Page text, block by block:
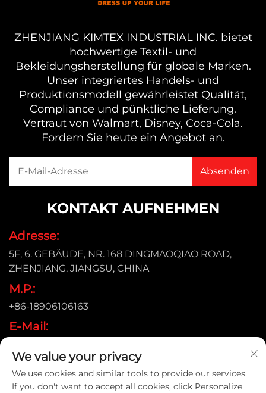
ZHENJIANG KIMTEX INDUSTRIAL INC. bietet
hochwertige Textil- und
Bekleidungsherstellung für globale Marken.
Unser integriertes Handels- und
Produktionsmodell gewährleistet Qualität,
Compliance und pünktliche Lieferung.
Vertraut von Walmart, Disney, Coca-Cola.
Fordern Sie heute ein Angebot an.
KONTAKT AUFNEHMEN
Adresse:
5F, 6. GEBÄUDE, NR. 168 DINGMAOQIAO ROAD,
ZHENJIANG, JIANGSU, CHINA
M.P.:
+86-18906106163
E-Mail:
Urheberrecht © 2026 ZHENJIANG KIMTEX INDUSTRIAL
We value your privacy
We use cookies and similar tools to provide our services.
If you don't want to accept all cookies, click Personalize